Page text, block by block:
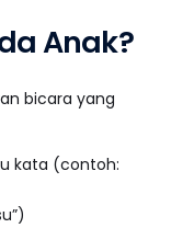
Anak?
bicara yang
kata (contoh: